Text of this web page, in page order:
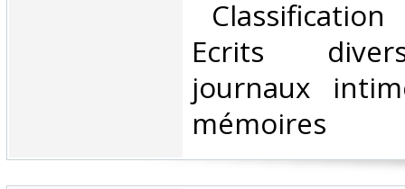
Ecrits
journaux
mémoires‎